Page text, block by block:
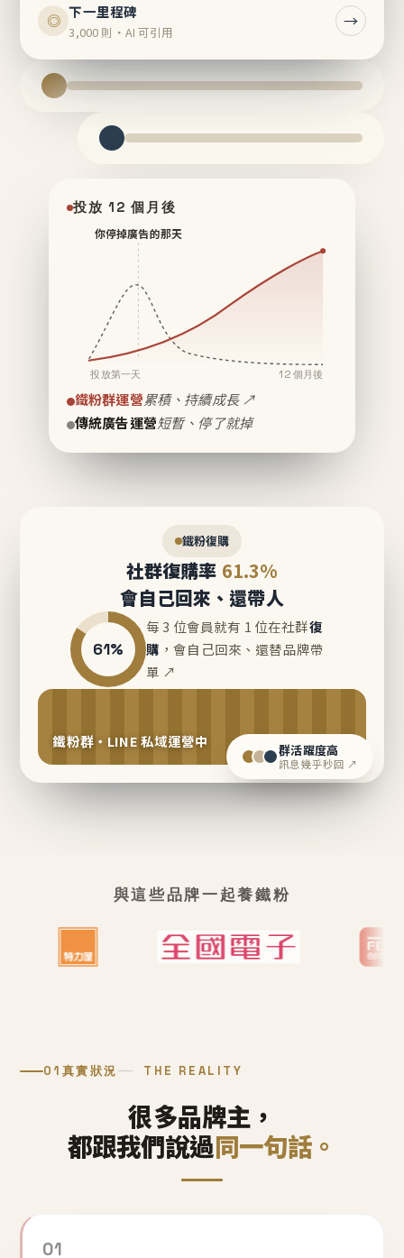
◎ 下一里程碑
3,000 則・AI 可引用
→
投放 12 個月後
你停掉廣告的那天
投放第一天 12 個月後
鐵粉群運營累積、持續成長 ↗
傳統廣告運營短暫、停了就掉
鐵粉復購
社群復購率 61.3%
會自己回來、還帶人
61%
每 3 位會員就有 1 位在社群復
購 ，會自己回來、還替品牌帶
單 ↗
鐵粉群・LINE 私域運營中 群活躍度高
訊息幾乎秒回 ↗
與這些品牌一起養鐵粉
01 真實狀況 THE REALITY
很多品牌主，
都跟我們說過同一句話。
01